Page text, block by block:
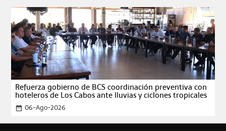
Refuerza gobierno de BCS coordinación preventiva con
hoteleros de Los Cabos ante lluvias y ciclones tropicales
date_range 06-Ago-2026